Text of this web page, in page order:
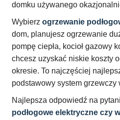
domku używanego
Wybierz ogrzewanie
dom, planujesz ogrzewanie
pompę ciepła, kocioł gazowy
chcesz uzyskać niskie koszty
okresie. To najczęściej
podstawowy system grzewczy
Najlepsza odpowiedź na
podłogowe elektryczne czy